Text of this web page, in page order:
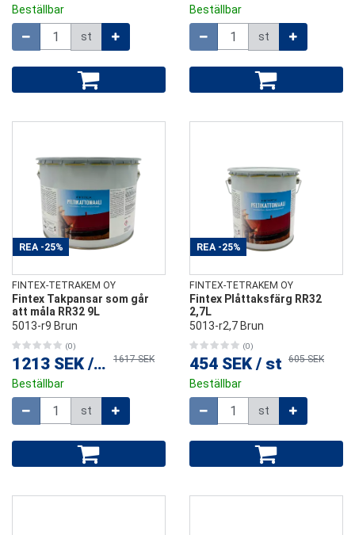
Beställbar
st
Beställbar
st
REA -25%
FINTEX-TETRAKEM OY
Fintex Takpansar som går
att måla RR32 9L
5013-r9 Brun
(0)
1213 SEK / st1617 SEK
Beställbar
st
REA -25%
FINTEX-TETRAKEM OY
Fintex Plåttaksfärg RR32
2,7L
5013-r2,7 Brun
(0)
454 SEK / st 605 SEK
Beställbar
st